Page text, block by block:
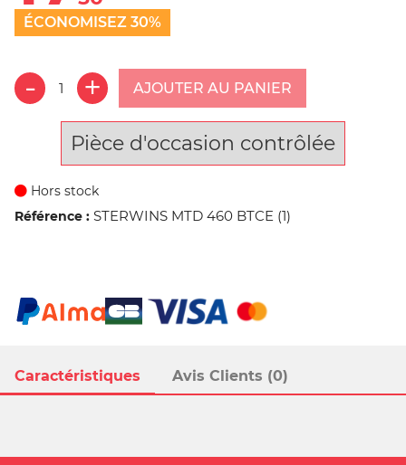
Caractéristiques Avis Clients (0)
ÉCONOMISEZ 30%
AJOUTER AU PANIER
Pièce d'occasion contrôlée
Hors stock
Référence : STERWINS MTD 460 BTCE (1)